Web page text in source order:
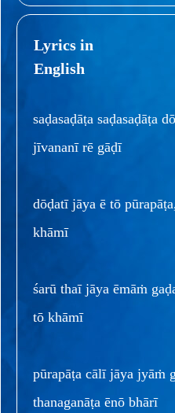
Lyrics in
English
saḍasaḍāṭa saḍasaḍāṭa
jīvananī rē gāḍī
dōḍatī jāya ē tō
khāmī
śarū thaī jāya ēmāṁ
tō khāmī
pūrapāṭa cālī jāya jyāṁ
thanaganāṭa ēnō bhārī